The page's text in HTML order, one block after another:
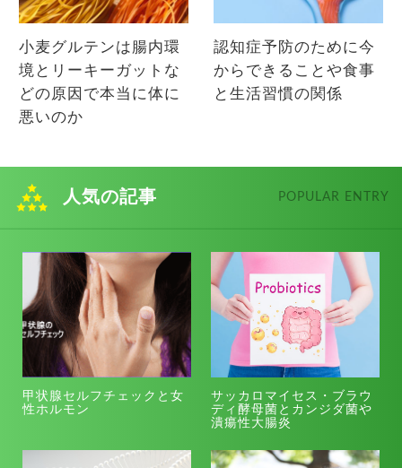
小麦グルテンは腸内環
境とリーキーガットな
どの原因で本当に体に
悪いのか
認知症予防のために今
からできることや食事
と生活習慣の関係
人気の記事 POPULAR ENTRY
甲状腺セルフチェックと女
性ホルモン
サッカロマイセス・ブラウ
ディ酵母菌とカンジダ菌や
潰瘍性大腸炎